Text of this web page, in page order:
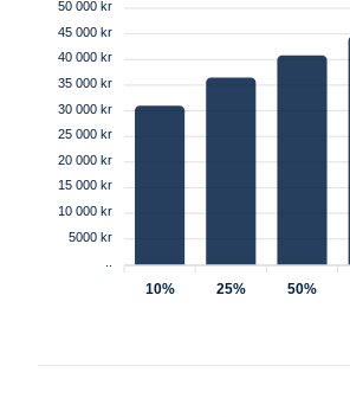
50 000 kr
45 000 kr
40 000 kr
35 000 kr
30 000 kr
25 000 kr
20 000 kr
15 000 kr
10 000 kr
5000 kr
10% 25% 50%